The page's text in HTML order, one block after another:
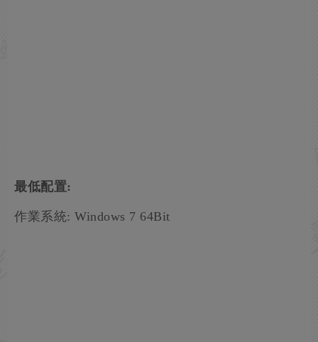
最低配置:
作業系統: Windows 7 64Bit